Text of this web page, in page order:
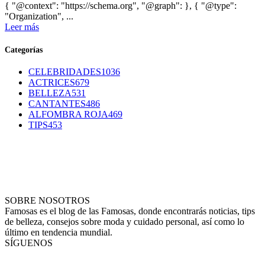
{ "@context": "https://schema.org", "@graph": }, { "@type":
"Organization", ...
Leer más
Categorías
CELEBRIDADES1036
ACTRICES679
BELLEZA531
CANTANTES486
ALFOMBRA ROJA469
TIPS453
SOBRE NOSOTROS
Famosas es el blog de las Famosas, donde encontrarás noticias, tips
de belleza, consejos sobre moda y cuidado personal, así como lo
último en tendencia mundial.
SÍGUENOS